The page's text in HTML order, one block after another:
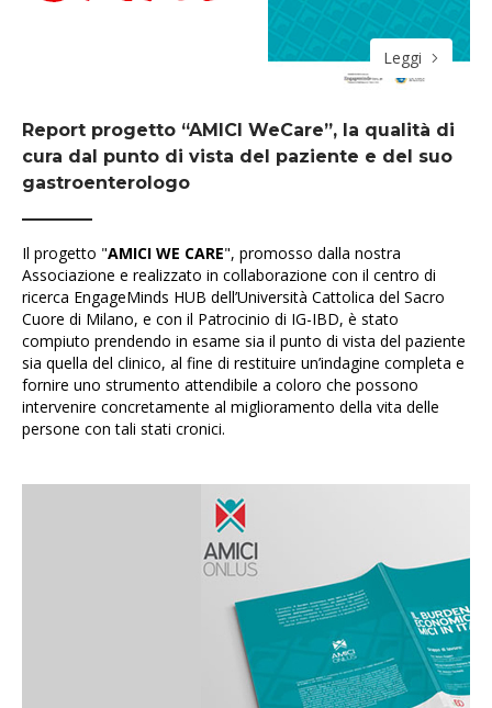
Leggi
Report progetto “AMICI WeCare”, la qualità di
cura dal punto di vista del paziente e del suo
gastroenterologo
Il progetto "AMICI WE CARE", promosso dalla nostra
Associazione e realizzato in collaborazione con il centro di
ricerca EngageMinds HUB dell’Università Cattolica del Sacro
Cuore di Milano, e con il Patrocinio di IG-IBD, è stato
compiuto prendendo in esame sia il punto di vista del paziente
sia quella del clinico, al fine di restituire un’indagine completa e
fornire uno strumento attendibile a coloro che possono
intervenire concretamente al miglioramento della vita delle
persone con tali stati cronici.